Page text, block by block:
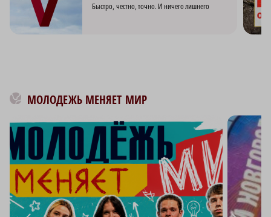
Быстро, честно, точно. И ничего лишнего
МОЛОДЕЖЬ МЕНЯЕТ МИР